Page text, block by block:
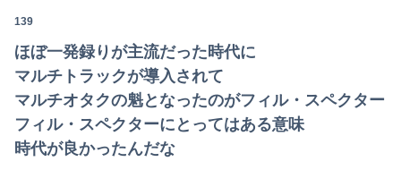
139
ほぼ一発録りが主流だった時代に
マルチトラックが導入されて
マルチオタクの魁となったのがフィル・スペクター
フィル・スペクターにとってはある意味
時代が良かったんだな